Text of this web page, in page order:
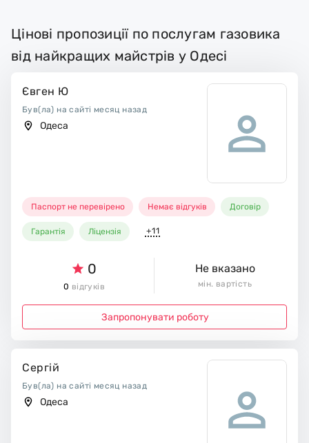
Цінові пропозиції по послугам газовика
від найкращих майстрів у Одесі
Євген Ю
Був(ла) на сайті месяц назад
Одеса
Паспорт не перевірено Немає відгуків Договір
Гарантія Ліцензія +11
0
0 відгуків
Не вказано
мін. вартість
Запропонувати роботу
Сергій
Був(ла) на сайті месяц назад
Одеса